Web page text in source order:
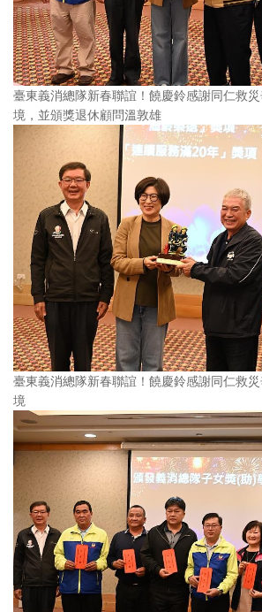
臺東義消總隊新春聯誼！饒慶鈴感謝同仁救
境，並頒獎退休顧問溫敦雄
臺東義消總隊新春聯誼！饒慶鈴感謝同仁救
境